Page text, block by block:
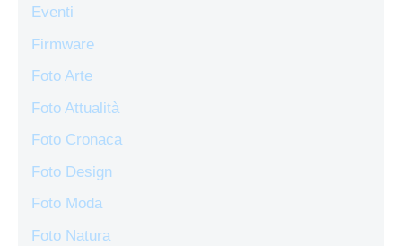
Eventi
Firmware
Foto Arte
Foto Attualità
Foto Cronaca
Foto Design
Foto Moda
Foto Natura